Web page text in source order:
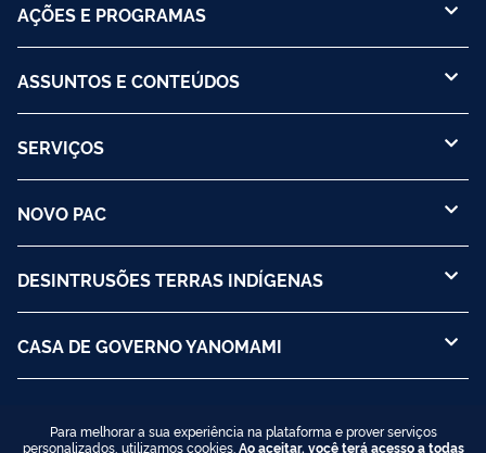
AÇÕES E PROGRAMAS
ASSUNTOS E CONTEÚDOS
SERVIÇOS
NOVO PAC
DESINTRUSÕES TERRAS INDÍGENAS
CASA DE GOVERNO YANOMAMI
Para melhorar a sua experiência na plataforma e prover serviços
personalizados, utilizamos cookies. Ao aceitar, você terá acesso a todas